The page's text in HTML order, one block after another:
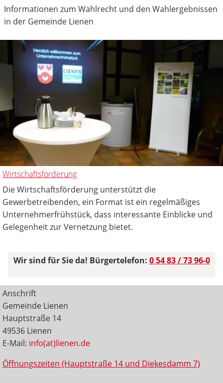
Informationen zum Wahlrecht und den Wahlergebnissen
in der Gemeinde Lienen
Wirtschaftsförderung
Die Wirtschaftsförderung unterstützt die
Gewerbetreibenden, ein Format ist ein regelmäßiges
Unternehmerfrühstück, dass interessante Einblicke und
Gelegenheit zur Vernetzung bietet.
Wir sind für Sie da! Bürgertelefon: 0 54 83 / 73 96-0
Anschrift
Gemeinde Lienen
Hauptstraße 14
49536 Lienen
E-Mail: info(at)lienen.de
Öffnungszeiten (Hauptstraße 14 und Diekesdamm 7)